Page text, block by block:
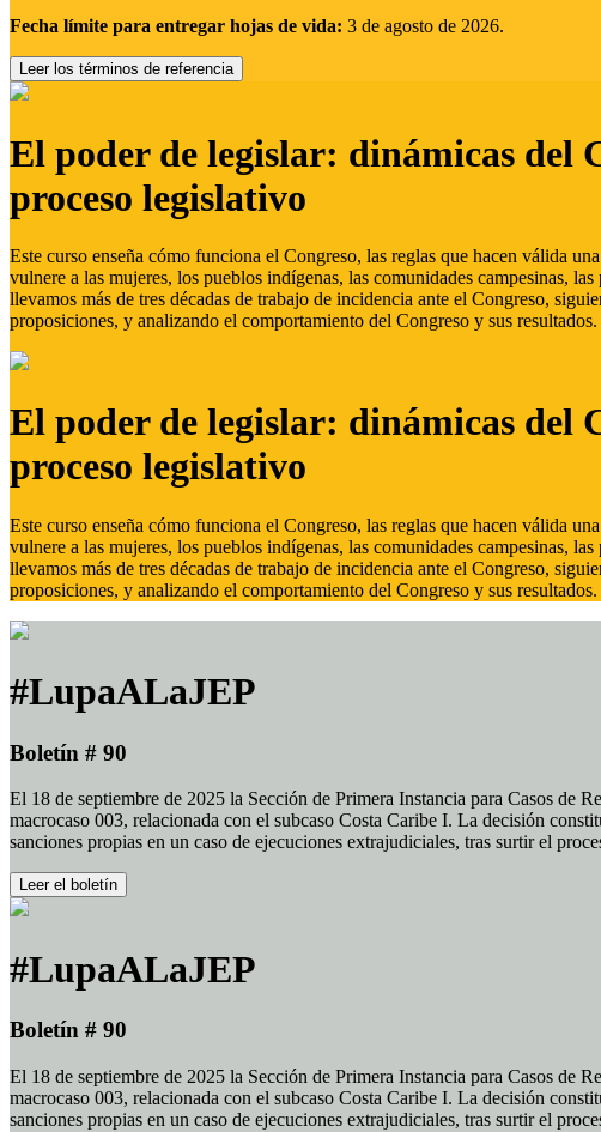
Fecha límite para entregar hojas de vida: 3 de agosto de 2026.
Leer los términos de referencia
El poder de legislar: dinámicas del
proceso legislativo
Este curso enseña cómo funciona el Congreso, las reglas que hacen válida
vulnere a las mujeres, los pueblos indígenas, las comunidades campesinas,
llevamos más de tres décadas de trabajo de incidencia ante el Congreso,
proposiciones, y analizando el comportamiento del Congreso y sus resultados.
El poder de legislar: dinámicas del
proceso legislativo
Este curso enseña cómo funciona el Congreso, las reglas que hacen válida
vulnere a las mujeres, los pueblos indígenas, las comunidades campesinas,
llevamos más de tres décadas de trabajo de incidencia ante el Congreso,
proposiciones, y analizando el comportamiento del Congreso y sus resultados.
#LupaALaJEP
Boletín # 90
El 18 de septiembre de 2025 la Sección de Primera Instancia para Casos de
macrocaso 003, relacionada con el subcaso Costa Caribe I. La decisión
sanciones propias en un caso de ejecuciones extrajudiciales, tras surtir el
Leer el boletín
#LupaALaJEP
Boletín # 90
El 18 de septiembre de 2025 la Sección de Primera Instancia para Casos de
macrocaso 003, relacionada con el subcaso Costa Caribe I. La decisión
sanciones propias en un caso de ejecuciones extrajudiciales, tras surtir el